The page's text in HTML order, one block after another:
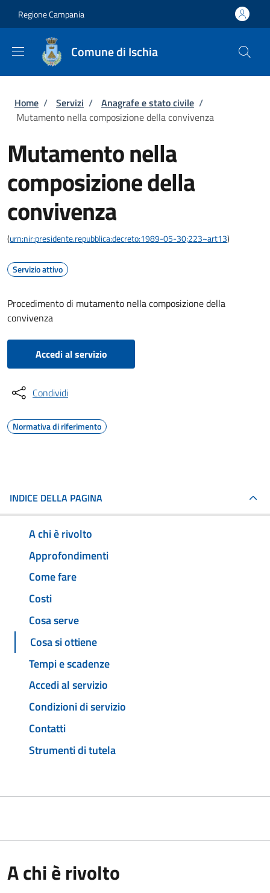
Regione Campania
Comune di Ischia
Briciole di pane
Home / Servizi / Anagrafe e stato civile /
Mutamento nella composizione della convivenza
Mutamento nella
composizione della
convivenza
(urn:nir:presidente.repubblica:decreto:1989-05-30;223~art13)
Servizio attivo
Procedimento di mutamento nella composizione della
convivenza
Accedi al servizio
Condividi
Normativa di riferimento
INDICE DELLA PAGINA
A chi è rivolto
Approfondimenti
Come fare
Costi
Cosa serve
Cosa si ottiene
Tempi e scadenze
Accedi al servizio
Condizioni di servizio
Contatti
Strumenti di tutela
A chi è rivolto